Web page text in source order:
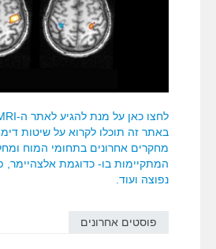
לחצו כאן על מנת להגיע לאתר ה-fMRI והדימות המוחי.
באתר זה תוכלו לקרוא על שיטות
מחקרים אחרונים בתחומי המוח
המתקיימות בו- כדוגמת אלצהיימר,
נפוצה ועוד.
פוסטים אחרונים